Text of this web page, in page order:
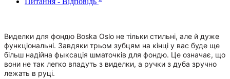
Виделки для фондю Boska Oslo не тільки стильні, але й дуже
функціональні. Завдяки трьом зубцям на кінці у вас буде ще
більш надійна фыксація шматочків для фондю. Це означає, що
вони не так легко впадуть з виделки, а ручки з дуба зручно
лежать в руці.